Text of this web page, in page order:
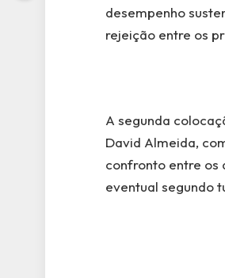
desempenho
rejeição entre os
A segunda
David Almeida,
confronto entre os
eventual segundo